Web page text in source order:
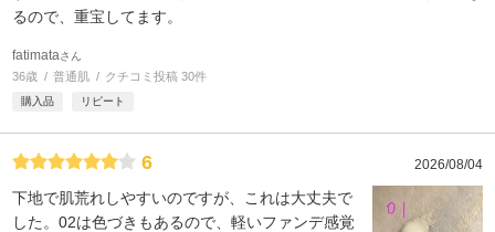
るので、重宝してます。
fatimataさん
36歳 普通肌 クチコミ投稿 30件
購入品 リピート
6 2026/08/04
下地で肌荒れしやすいのですが、これは大丈夫で
した。02は色づきもあるので、軽いファンデ感覚